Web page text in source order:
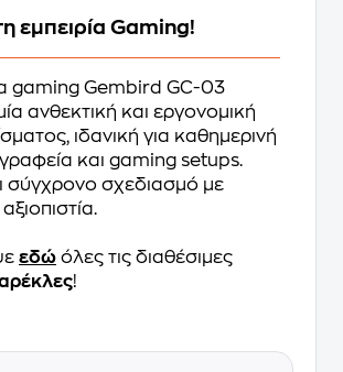
εμπειρία Gaming!
gaming Gembird GC-03
ανθεκτική και εργονομική
ιδανική για καθημερινή
και gaming setups.
σύγχρονο σχεδιασμό με
εδώ όλες τις διαθέσιμες
!